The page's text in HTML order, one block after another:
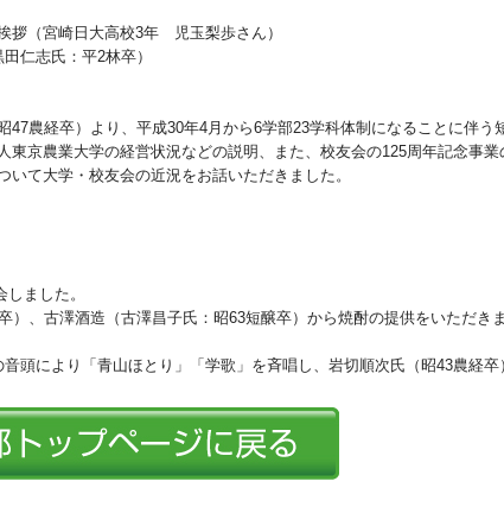
拶（宮崎日大高校3年 児玉梨歩さん）
仁志氏：平2林卒）
47農経卒）より、平成30年4月から6学部23学科体制になることに伴う
東京農業大学の経営状況などの説明、また、校友会の125周年記念事業
て大学・校友会の近況をお話いただきました。
ました。
）、古澤酒造（古澤昌子氏：昭63短醸卒）から焼酎の提供をいただき
頭により「青山ほとり」「学歌」を斉唱し、岩切順次氏（昭43農経卒